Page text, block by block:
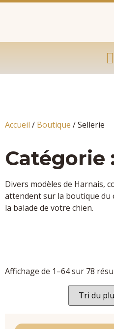
Accueil / Boutique / Sellerie
Catégorie
Divers modèles de Harnais,
attendent sur la boutique
la balade de votre chien.
Affichage de 1–64 sur 78